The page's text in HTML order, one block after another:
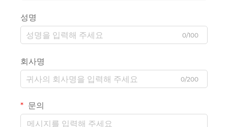
성명
0/100
회사명
0/200
문의